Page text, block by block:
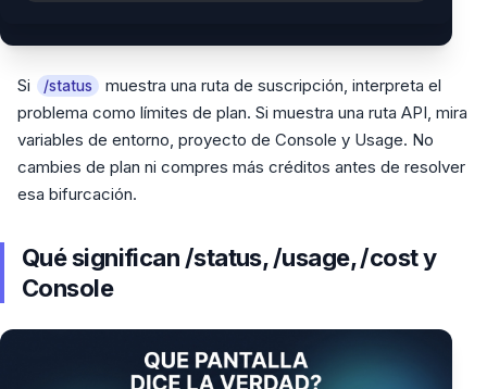
Si /status
muestra una ruta de suscripción, interpreta el
problema como límites de plan. Si muestra una ruta API, mira
variables de entorno, proyecto de Console y Usage. No
cambies de plan ni compres más créditos antes de resolver
esa bifurcación.
Qué significan /status, /usage, /cost y
Console